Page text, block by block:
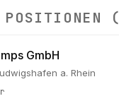
POSITIONEN (
GmbH
a. Rhein